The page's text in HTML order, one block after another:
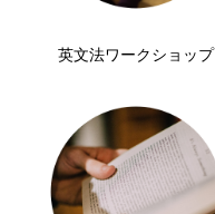
英文法ワークショップ